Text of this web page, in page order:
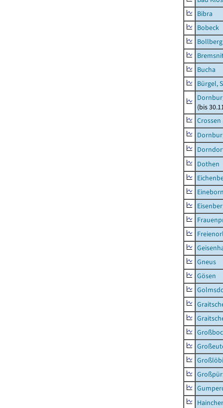
Bibra
Bobeck
Bollberg
Bucha
Bürgel,
(bis
Dothen
Gneus
Gösen